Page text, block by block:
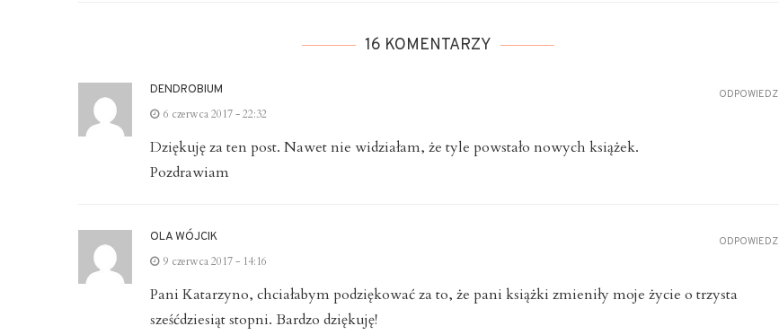
16 KOMENTARZY
DENDROBIUM
6 czerwca 2017 - 22:32
Dziękuję za ten post. Nawet nie widziałam, że tyle powstało nowych książek.
Pozdrawiam
ODPOWIEDZ
OLA WÓJCIK
9 czerwca 2017 - 14:16
Pani Katarzyno, chciałabym podziękować za to, że pani książki zmieniły moje życie o trzysta
sześćdziesiąt stopni. Bardzo dziękuję!
ODPOWIEDZ